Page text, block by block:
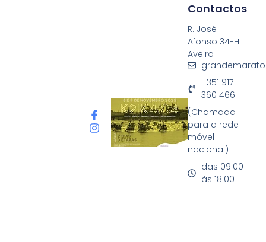
Contactos
R. José
Afonso 34-H
Aveiro
+351 917
360 466
(Chamada
para a rede
móvel
nacional)
das 09:00
às 18:00